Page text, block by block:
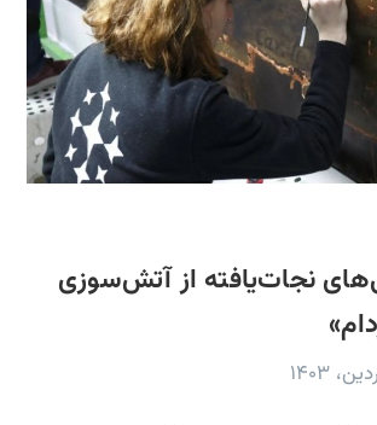
نجات‌یافته از آتش‌سوزی